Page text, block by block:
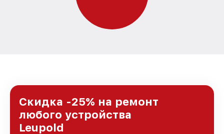
Скидка -25% на ремонт
любого устройства
Leupold